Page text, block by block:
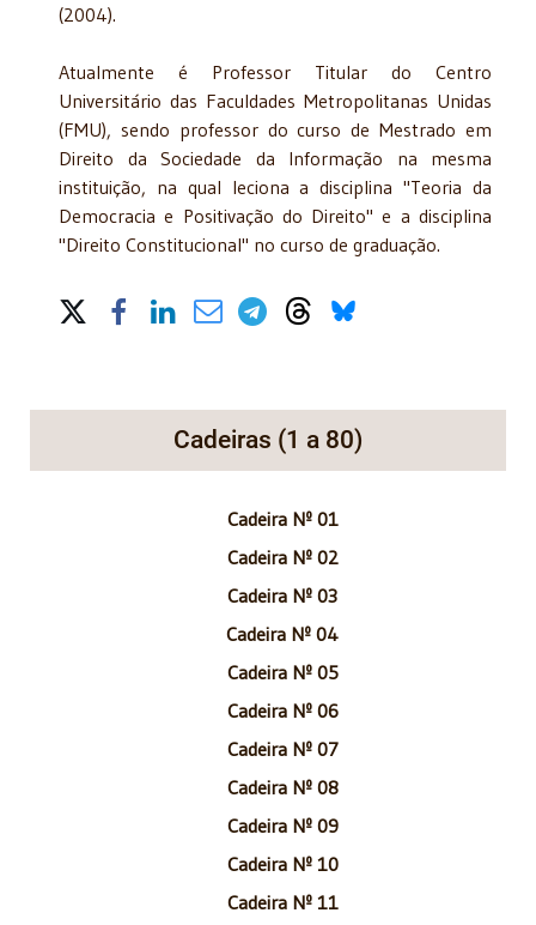
(2004).
Atualmente é Professor Titular do Centro
Universitário das Faculdades Metropolitanas Unidas
(FMU), sendo professor do curso de Mestrado em
Direito da Sociedade da Informação na mesma
instituição, na qual leciona a disciplina "Teoria da
Democracia e Positivação do Direito" e a disciplina
"Direito Constitucional" no curso de graduação.
Share on Social Media
Cadeiras (1 a 80)
Cadeira Nº 01
Cadeira Nº 02
Cadeira Nº 03
Cadeira Nº 04
Cadeira Nº 05
Cadeira Nº 06
Cadeira Nº 07
Cadeira Nº 08
Cadeira Nº 09
Cadeira Nº 10
Cadeira Nº 11